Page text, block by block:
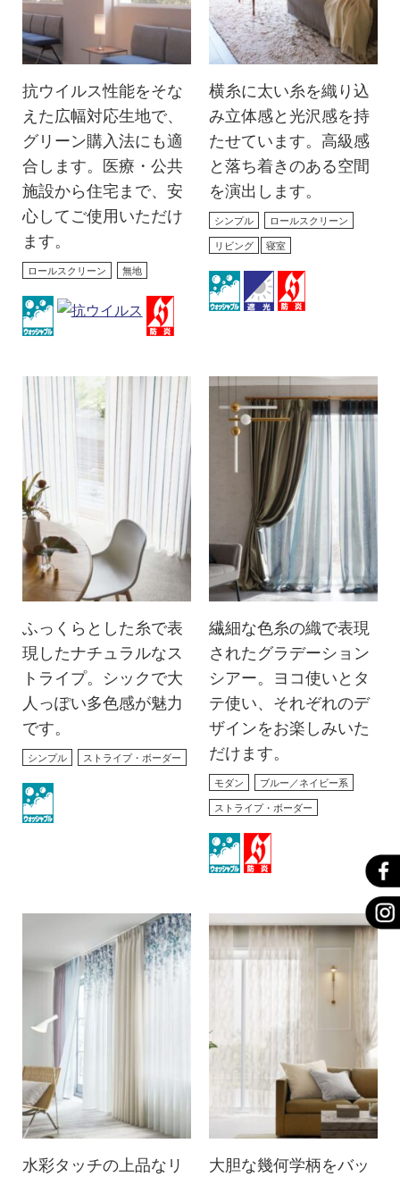
抗ウイルス性能をそな
えた広幅対応生地で、
グリーン購入法にも適
合します。医療・公共
施設から住宅まで、安
心してご使用いただけ
ます。
ロールスクリーン 無地
横糸に太い糸を織り込
み立体感と光沢感を持
たせています。高級感
と落ち着きのある空間
を演出します。
シンプル
ロールスクリーン
リビング
寝室
ふっくらとした糸で表
現したナチュラルなス
トライプ。シックで大
人っぽい多色感が魅力
です。
シンプル ストライプ・ボーダー
繊細な色糸の織で表現
されたグラデーション
シアー。ヨコ使いとタ
テ使い、それぞれのデ
ザインをお楽しみいた
だけます。
モダン
ブルー／ネイビー系
ストライプ・ボーダー
水彩タッチの上品なリ
大胆な幾何学柄をバッ